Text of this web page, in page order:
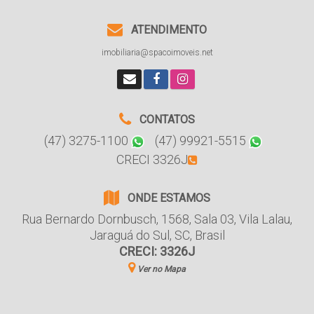
ATENDIMENTO
imobiliaria@spacoimoveis.net
CONTATOS
(47) 3275-1100
(47) 99921-5515
CRECI 3326J
ONDE ESTAMOS
Rua Bernardo Dornbusch, 1568, Sala 03, Vila Lalau,
Jaraguá do Sul , SC, Brasil
CRECI: 3326J
Ver no Mapa